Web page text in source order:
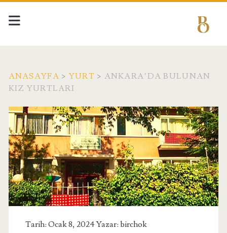
ANASAYFA >YURT > ANKARA’DA BULUNAN
KIZ YURTLARI
Tarih: Ocak 8, 2024 Yazar: birchok